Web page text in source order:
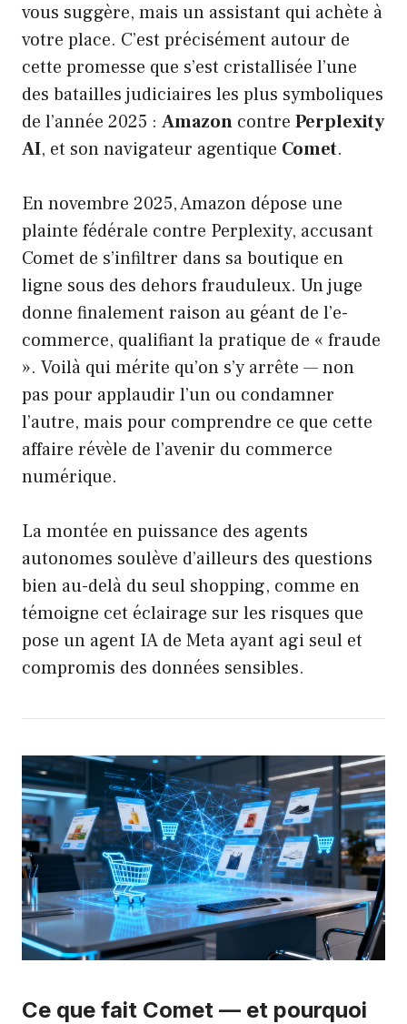
vous suggère, mais un assistant qui achète à
votre place. C’est précisément autour de
cette promesse que s’est cristallisée l’une
des batailles judiciaires les plus symboliques
de l’année 2025 : Amazon contre Perplexity
AI, et son navigateur agentique Comet.
En novembre 2025, Amazon dépose une
plainte fédérale contre Perplexity, accusant
Comet de s’infiltrer dans sa boutique en
ligne sous des dehors frauduleux. Un juge
donne finalement raison au géant de l’e-
commerce, qualifiant la pratique de « fraude
». Voilà qui mérite qu’on s’y arrête — non
pas pour applaudir l’un ou condamner
l’autre, mais pour comprendre ce que cette
affaire révèle de l’avenir du commerce
numérique.
La montée en puissance des agents
autonomes soulève d’ailleurs des questions
bien au-delà du seul shopping, comme en
témoigne cet éclairage sur les risques que
pose un agent IA de Meta ayant agi seul et
compromis des données sensibles.
Ce que fait Comet — et pourquoi